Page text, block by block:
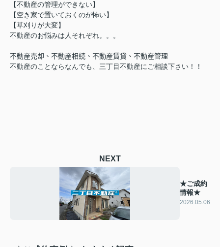
【不動産の管理ができない】
【空き家で置いておくのが怖い】
【草刈りが大変】
不動産のお悩みは人それぞれ。。。
不動産売却、不動産相続、不動産賃貸、不動産管理
不動産のことならなんでも、三丁目不動産にご相談下さい！！
NEXT
★ご成約
情報★
2026.05.06